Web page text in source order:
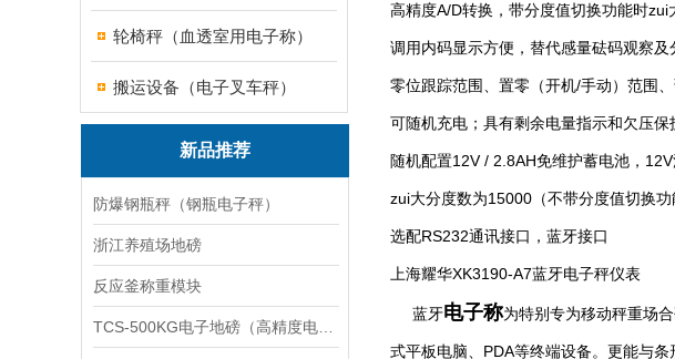
轮椅秤（血透室用电子称）
搬运设备（电子叉车秤）
新品推荐
防爆钢瓶秤（钢瓶电子秤）
浙江养殖场地磅
反应釜称重模块
高精度A/D转换，带分度值切换功能时zui
调用内码显示方便，替代感量砝码观察及
零位跟踪范围、置零（开机/手动）范围
可随机充电；具有剩余电量指示和欠压保
随机配置12V / 2.8AH免维护蓄电池，
zui大分度数为15000（不带分度值切换功
选配RS232通讯接口，蓝牙接口
上海耀华XK3190-A7蓝牙电子秤仪表
蓝牙电子称为特别专为移动秤重场
式平板电脑、PDA等终端设备。更能与